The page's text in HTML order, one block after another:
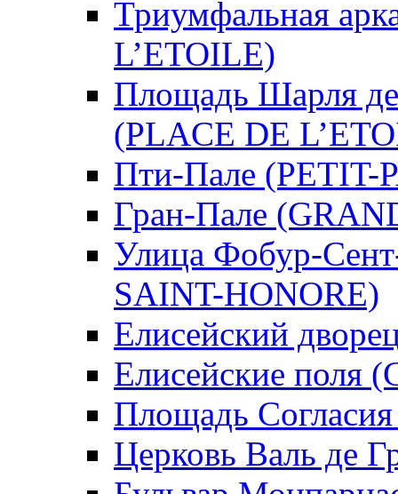
Триумфальная
L’ETOILE)
Площадь Шарля
(PLACE DE
Пти-Пале (PETIT-
Гран-Пале
Улица Фобур-
SAINT-HONORE)
Елисейский
Елисейские поля
Площадь
Церковь Валь де